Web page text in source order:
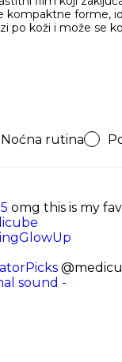
kompaktne forme,
po koži i može se
Noćna rutina
omg this is my fav
sound -